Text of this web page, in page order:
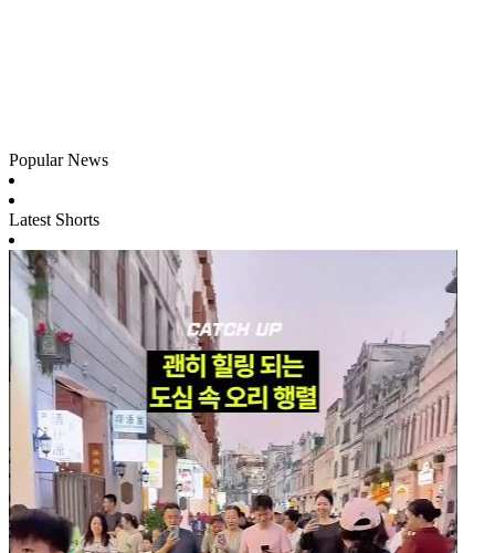
Popular News
Latest Shorts